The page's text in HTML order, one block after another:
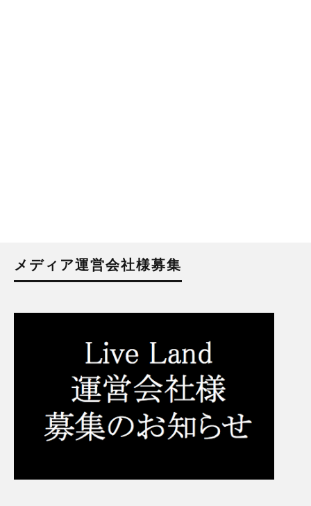
メディア運営会社様募集